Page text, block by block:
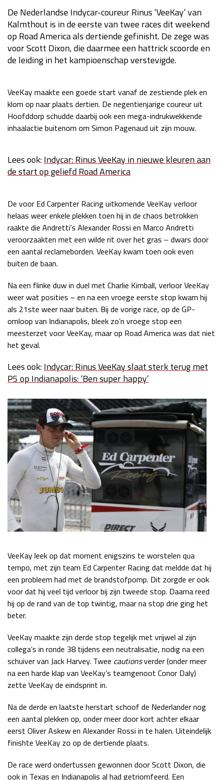
GP MEXICO 2026 30 okt - 01 nov
Kwalificatie
za 22:00 - 23:00
Race
zo 21:00 - 23:00
Kwalificatie
za 19:00 - 20:00
Race
zo 18:00 - 20:00
LAS VEGAS GRAND PRIX 2026 20 - 22 nov
Race
zo 05:00 - 07:00
GP QATAR 2026 27 - 29 nov
Kwalificatie
Race
zo 17:00 - 19:00
GP ABU DHABI 2026 04 - 06 dec
De Nederlandse Indycar-coureur Rinus ‘VeeKay’ van
Kalmthout is in de eerste van twee races dit weekend
op Road America als dertiende gefinisht. De zege was
voor Scott Dixon, die daarmee een hattrick scoorde en
de leiding in het kampioenschap verstevigde.
VeeKay maakte een goede start vanaf de zestiende plek en
klom op naar plaats dertien. De negentienjarige coureur uit
Hoofddorp schudde daarbij ook een mega-indrukwekkende
inhaalactie buitenom om Simon Pagenaud uit zijn mouw.
Lees ook:Indycar: Rinus VeeKay in nieuwe kleuren aan
de start op geliefd Road America
De voor Ed Carpenter Racing uitkomende VeeKay verloor
helaas weer enkele plekken toen hij in de chaos betrokken
raakte die Andretti’s Alexander Rossi en Marco Andretti
veroorzaakten met een wilde rit over het gras – dwars door
een aantal reclameborden. VeeKay kwam toen ook even
buiten de baan.
Na een flinke duw in duel met Charlie Kimball, verloor VeeKay
weer wat posities – en na een vroege eerste stop kwam hij
als 21ste weer naar buiten. Bij de vorige race, op de GP-
omloop van Indianapolis, bleek zo’n vroege stop een
meesterzet voor VeeKay, maar op Road America was dat niet
het geval.
Lees ook:Indycar: Rinus VeeKay slaat sterk terug met
P5 op Indianapolis: ‘Ben super happy’
VeeKay leek op dat moment enigszins te worstelen qua
tempo, met zijn team Ed Carpenter Racing dat meldde dat hij
een probleem had met de brandstofpomp. Dit zorgde er ook
voor dat hij veel tijd verloor bij zijn tweede stop. Daarna reed
hij op de rand van de top twintig, maar na stop drie ging het
beter.
VeeKay maakte zijn derde stop tegelijk met vrijwel al zijn
collega’s in ronde 38 tijdens een neutralisatie, nodig na een
schuiver van Jack Harvey. Twee cautionsverder (onder meer
na een harde klap van VeeKay’s teamgenoot Conor Daly)
zette VeeKay de eindsprint in.
Na de derde en laatste herstart schoof de Nederlander nog
een aantal plekken op, onder meer door kort achter elkaar
eerst Oliver Askew en Alexander Rossi in te halen. Uiteindelijk
finishte VeeKay zo op de dertiende plaats.
De race werd ondertussen gewonnen door Scott Dixon, die
ook in Texas en Indianapolis al had getriomfeerd. Een